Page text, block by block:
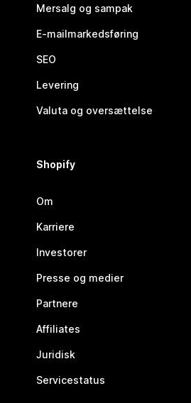
Mersalg og sampak
E-mailmarkedsføring
SEO
Levering
Valuta og oversættelse
Shopify
Om
Karriere
Investorer
Presse og medier
Partnere
Affiliates
Juridisk
Servicestatus